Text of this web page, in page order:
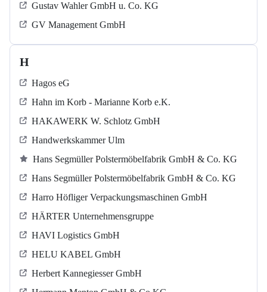
Gustav Wahler GmbH u. Co. KG
GV Management GmbH
H
Hagos eG
Hahn im Korb - Marianne Korb e.K.
HAKAWERK W. Schlotz GmbH
Handwerkskammer Ulm
Hans Segmüller Polstermöbelfabrik GmbH & Co. KG
Hans Segmüller Polstermöbelfabrik GmbH & Co. KG
Harro Höfliger Verpackungsmaschinen GmbH
HÄRTER Unternehmensgruppe
HAVI Logistics GmbH
HELU KABEL GmbH
Herbert Kannegiesser GmbH